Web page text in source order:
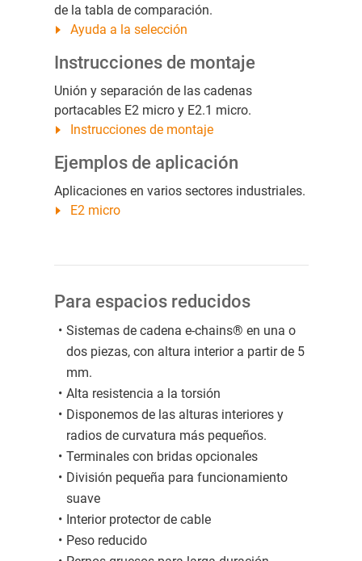
de la tabla de comparación.
Ayuda a la selección
Instrucciones de montaje
Unión y separación de las cadenas
portacables E2 micro y E2.1 micro.
Instrucciones de montaje
Ejemplos de aplicación
Aplicaciones en varios sectores industriales.
E2 micro
Para espacios reducidos
Sistemas de cadena e-chains® en una o
dos piezas, con altura interior a partir de 5
mm.
Alta resistencia a la torsión
Disponemos de las alturas interiores y
radios de curvatura más pequeños.
Terminales con bridas opcionales
División pequeña para funcionamiento
suave
Interior protector de cable
Peso reducido